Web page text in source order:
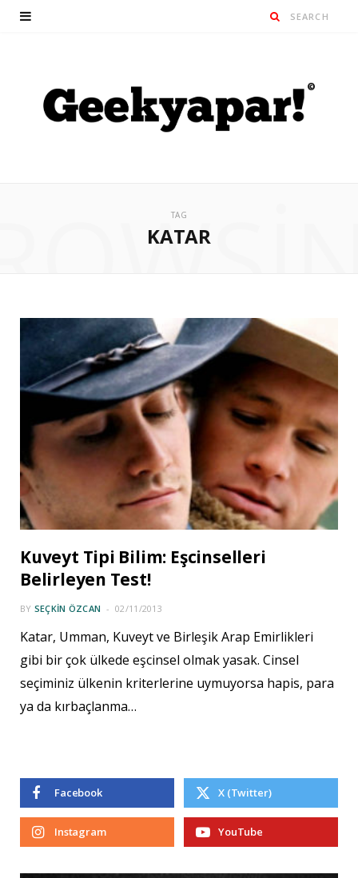
TAG
KATAR
Kuveyt Tipi Bilim: Eşcinselleri
Belirleyen Test!
BY SEÇKIN ÖZCAN 02/11/2013
Katar, Umman, Kuveyt ve Birleşik Arap Emirlikleri
gibi bir çok ülkede eşcinsel olmak yasak. Cinsel
seçiminiz ülkenin kriterlerine uymuyorsa hapis, para
ya da kırbaçlanma…
Facebook X (Twitter)
Instagram YouTube